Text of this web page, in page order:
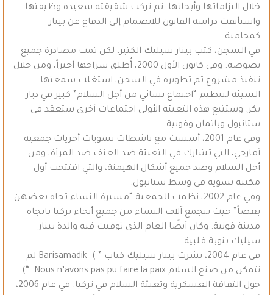
خلال التزاماتها وأبحاثها. ثم تركت شقيقته سعيدة وظيفتها
واستأنفت دراسة القانون للانضمام إلى الدفاع عن بينار
كمحامية.
في السجن، كتب بينار سيليك الكثير، لكن تمت مصادرة جميع
نصوصه. وفي كانون الأول 2000، أُطلق سراحها أخيراً، ومن خلال
تنفيذ مشروع تم تطويره في السجن، استغلت سمعتها
السيئة لتنظيم “اجتماع نسائي من أجل السلام” كبير في ديار
بكر. وستتبع هذه التعبئة الأولى اجتماعات أخرى ستعقد في
ستانبول وباتمان وقونية.
وفي عام 2001، أسست مع ناشطات نسويات أخريات جمعية
أمارجي، التي تشارك في التعبئة ضد العنف ضد المرأة، ومن
أجل السلام وضد جميع أشكال الهيمنة، والتي افتتحت أول
مكتبة نسوية في وسط ستانبول.
وفي عام 2002، نظمت الجمعية “مسيرة النساء تجاه بعضهن
بعضاً” حيث تتجمع آلاف النساء من جميع أنحاء تركيا باتجاه
مدينة قونية. وكان أيضًا العام الذي توفيت فيه والدة بينار
سيليك بنوبة قلبية.
في عام 2004، نشرت بينار سيليك كتاب ” ) Barisamadik لم
نتمكن من صنع السلام Nous n’avons pas pu faire la paix “)
حول الثقافة العسكرية وتعبئة السلام في تركيا. في عام 2006،